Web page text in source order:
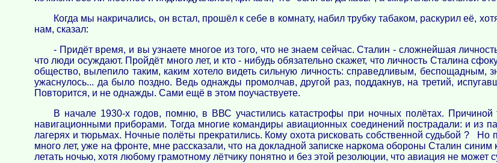
Когда мы накричались, он встал, прошёл к себе в комнату, набил трубку табаком, раскурил её,
нам, сказал:
- Придёт время, и вы узнаете многое из того, что не знаем сейчас. Сталин - сложнейшая
что люди осуждают. Пройдёт много лет, и кто - нибудь обязательно скажет, что личность Сталина
общество, вылепило таким, каким хотело видеть сильную личность: справедливым,
ужаснулось... да было поздно. Ведь однажды промолчав, другой раз, поддакнув, на третий,
Повторится, и не однажды. Сами ещё в этом поучаствуете.
В начале 1930-х годов, помню, в ВВС участились катастрофы при ночных полётах.
навигационными приборами. Тогда многие командиры авиационных соединений пострадали: и из
лагерях и тюрьмах. Ночные полёты прекратились. Кому охота рисковать собственной судьбой ?
много лет, уже на фронте, мне рассказали, что на докладной записке наркома обороны Сталин
летать ночью, хотя любому грамотному лётчику понятно и без этой резолюции, что авиация не может